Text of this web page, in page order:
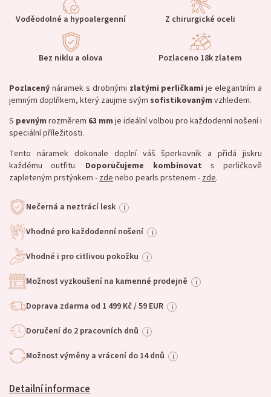
Voděodolné a hypoalergenní Z chirurgické oceli
Bez niklu a olova Pozlaceno 18k zlatem
Pozlacený náramek s drobnými zlatými perličkami je elegantním a
jemným doplňkem, který zaujme svým sofistikovaným vzhledem.
S pevným rozměrem 63 mm je ideální volbou pro každodenní nošení i
speciální příležitosti.
Tento náramek dokonale doplní váš šperkovník a přidá jiskru
každému outfitu. Doporučujeme kombinovat s perličkově
zapleteným prstýnkem -zdenebo pearls prstenem -zde.
Nečerná a neztrácí lesk i
Vhodné pro každodenní nošení i
Vhodné i pro citlivou pokožku i
Možnost vyzkoušení na kamenné prodejně i
Doprava zdarma od 1 499 Kč / 59 EUR i
Doručení do 2 pracovních dnů i
Možnost výměny a vrácení do 14 dnů i
Detailní informace